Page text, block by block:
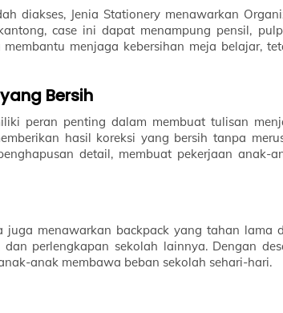
diakses, Jenia Stationery menawarkan
case ini dapat menampung pensil,
menjaga kebersihan meja belajar,
Bersih
peran penting dalam membuat tulisan
hasil koreksi yang bersih tanpa
detail, membuat pekerjaan anak-
menawarkan backpack yang tahan lama
perlengkapan sekolah lainnya. Dengan
anak membawa beban sekolah sehari-hari.